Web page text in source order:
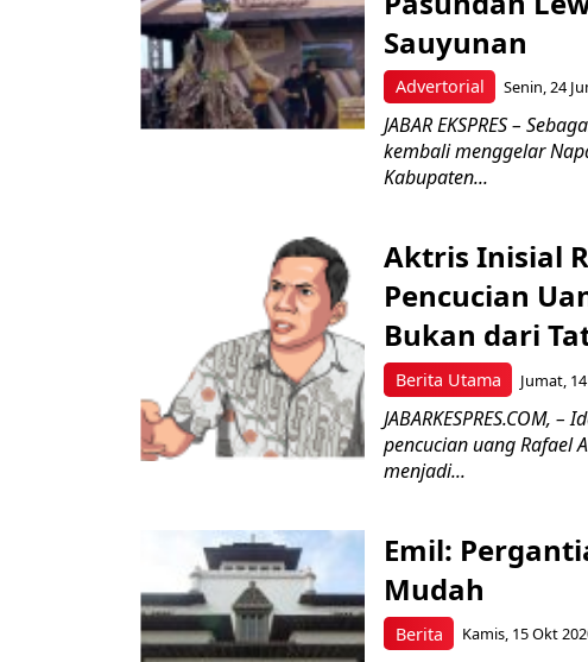
Advertorial
Sauyunan
Senin, 24
JABAR EKSPRES –
kembali menggelar
Kabupaten...
Berita Utama
Aktris Inisial
Pencucian
Bukan dari
Jumat,
JABARKESPRES.COM,
pencucian uang Rafael
menjadi...
Berita
Emil:
Mudah
Kamis, 15 Okt